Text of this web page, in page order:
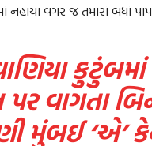
વગર જ તમારાં બધાં
કુટુંબમાં
વાગતા
મુંબઈ ‘એ’